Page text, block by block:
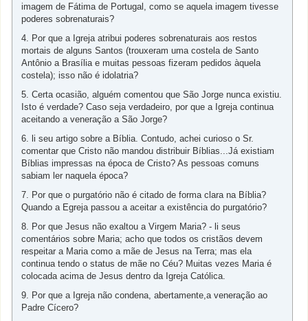
imagem de Fátima de Portugal, como se aquela imagem tivesse
poderes sobrenaturais?
4. Por que a Igreja atribui poderes sobrenaturais aos restos
mortais de alguns Santos (trouxeram uma costela de Santo
Antônio a Brasília e muitas pessoas fizeram pedidos àquela
costela); isso não é idolatria?
5. Certa ocasião, alguém comentou que São Jorge nunca existiu.
Isto é verdade? Caso seja verdadeiro, por que a Igreja continua
aceitando a veneração a São Jorge?
6. li seu artigo sobre a Bíblia. Contudo, achei curioso o Sr.
comentar que Cristo não mandou distribuir Bíblias...Já existiam
Bíblias impressas na época de Cristo? As pessoas comuns
sabiam ler naquela época?
7. Por que o purgatório não é citado de forma clara na Bíblia?
Quando a Egreja passou a aceitar a existência do purgatório?
8. Por que Jesus não exaltou a Virgem Maria? - li seus
comentários sobre Maria; acho que todos os cristãos devem
respeitar a Maria como a mãe de Jesus na Terra; mas ela
continua tendo o status de mãe no Céu? Muitas vezes Maria é
colocada acima de Jesus dentro da Igreja Católica.
9. Por que a Igreja não condena, abertamente,a veneração ao
Padre Cícero?